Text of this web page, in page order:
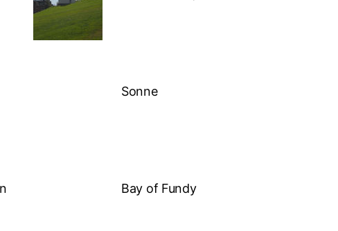
Sonne
Bay of Fundy